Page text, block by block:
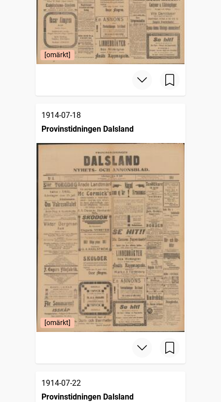
[omärkt]
1914-07-18
Provinstidningen Dalsland
[omärkt]
1914-07-22
Provinstidningen Dalsland